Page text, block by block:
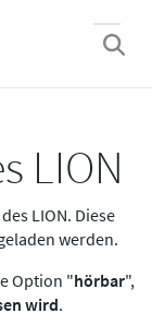
LION
LION. Diese
werden.
Option "hörbar",
wird.